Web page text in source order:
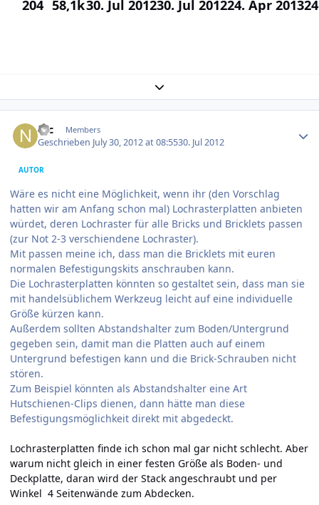
204 58,1k30. Jul 201230. Jul 201224. Apr 2013
Expand topic overview
Nic Members
Geschrieben July 30, 2012 at 08:5530. Jul 2012
AUTOR
Wäre es nicht eine Möglichkeit, wenn ihr (den Vorschlag
hatten wir am Anfang schon mal) Lochrasterplatten anbieten
würdet, deren Lochraster für alle Bricks und Bricklets passen
(zur Not 2-3 verschiendene Lochraster).
Mit passen meine ich, dass man die Bricklets mit euren
normalen Befestigungskits anschrauben kann.
Die Lochrasterplatten könnten so gestaltet sein, dass man sie
mit handelsüblichem Werkzeug leicht auf eine individuelle
Größe kürzen kann.
Außerdem sollten Abstandshalter zum Boden/Untergrund
gegeben sein, damit man die Platten auch auf einem
Untergrund befestigen kann und die Brick-Schrauben nicht
stören.
Zum Beispiel könnten als Abstandshalter eine Art
Hutschienen-Clips dienen, dann hätte man diese
Befestigungsmöglichkeit direkt mit abgedeckt.
Lochrasterplatten finde ich schon mal gar nicht schlecht. Aber
warum nicht gleich in einer festen Größe als Boden- und
Deckplatte, daran wird der Stack angeschraubt und per
Winkel 4 Seitenwände zum Abdecken.